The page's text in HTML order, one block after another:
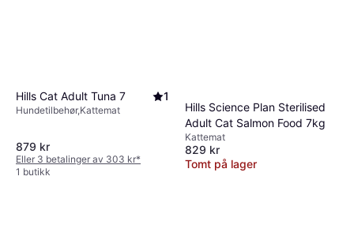
Hills Cat Adult Tuna 7 1
Hundetilbehør,Kattemat
879 kr
Eller 3 betalinger av 303 kr*
1 butikk
Hills Science Plan Sterilised
Adult Cat Salmon Food 7kg
Kattemat
829 kr
Tomt på lager